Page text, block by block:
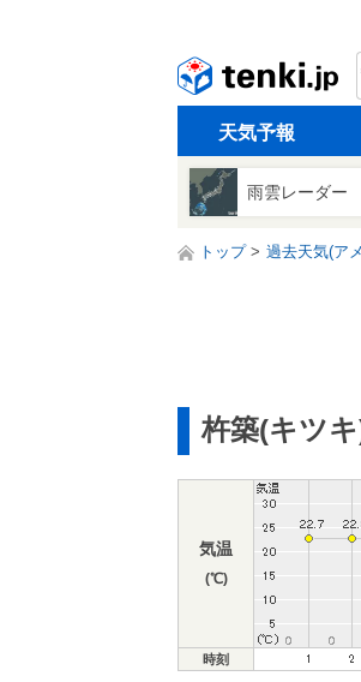
天気予報
雨雲レーダー
トップ 過去天気(ア
杵築(キツ
気温
(℃)
時刻